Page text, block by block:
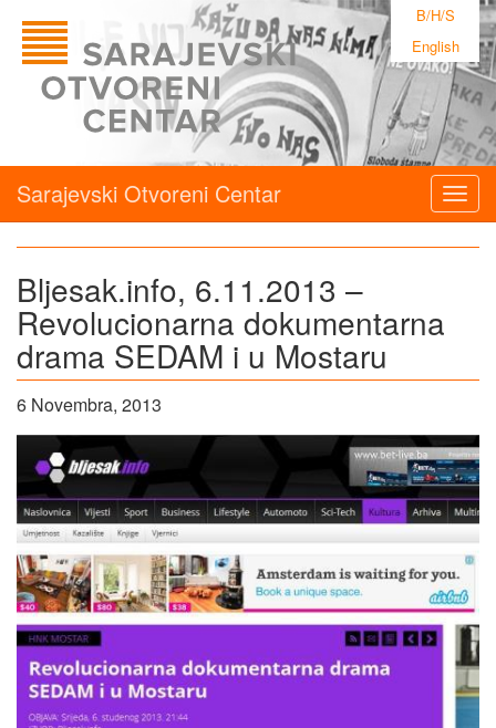
B/H/S
English
Sarajevski Otvoreni Centar
Bljesak.info, 6.11.2013 –
Revolucionarna dokumentarna
drama SEDAM i u Mostaru
6 Novembra, 2013